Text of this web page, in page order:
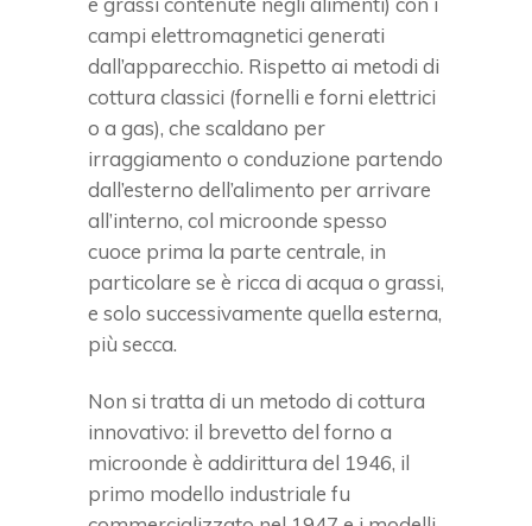
campi elettromagnetici generati
dall’apparecchio. Rispetto ai metodi di
cottura classici (fornelli e forni elettrici
o a gas), che scaldano per
irraggiamento o conduzione partendo
dall’esterno dell’alimento per arrivare
all’interno, col microonde spesso
cuoce prima la parte centrale, in
particolare se è ricca di acqua o grassi,
e solo successivamente quella esterna,
più secca.
Non si tratta di un metodo di cottura
innovativo: il brevetto del forno a
microonde è addirittura del 1946, il
primo modello industriale fu